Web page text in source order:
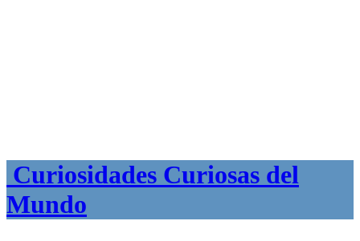
Curiosidades Curiosas del
Mundo